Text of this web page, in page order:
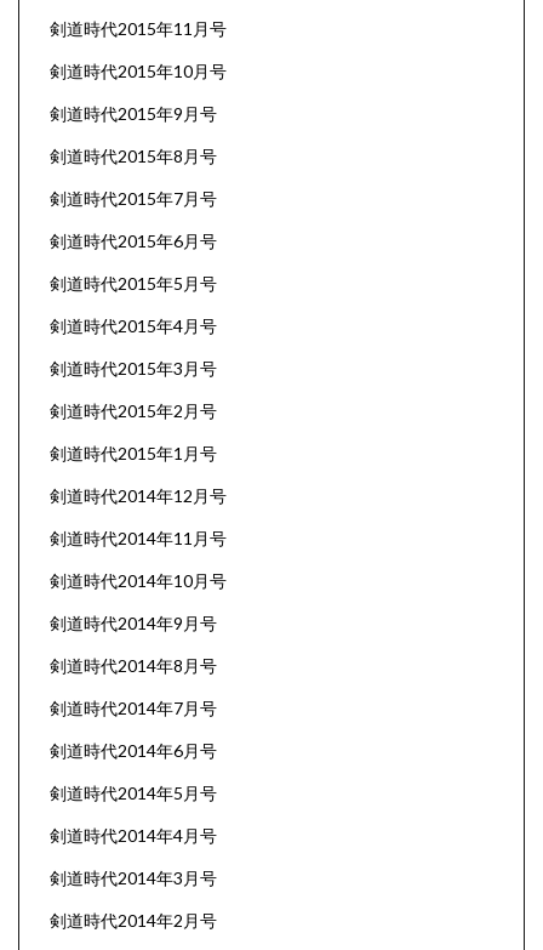
剣道時代2015年11月号
剣道時代2015年10月号
剣道時代2015年9月号
剣道時代2015年8月号
剣道時代2015年7月号
剣道時代2015年6月号
剣道時代2015年5月号
剣道時代2015年4月号
剣道時代2015年3月号
剣道時代2015年2月号
剣道時代2015年1月号
剣道時代2014年12月号
剣道時代2014年11月号
剣道時代2014年10月号
剣道時代2014年9月号
剣道時代2014年8月号
剣道時代2014年7月号
剣道時代2014年6月号
剣道時代2014年5月号
剣道時代2014年4月号
剣道時代2014年3月号
剣道時代2014年2月号